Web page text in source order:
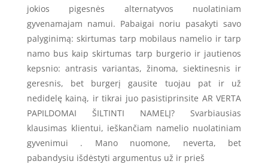
jokios pigesnės alternatyvos nuolatiniam
gyvenamajam namui. Pabaigai noriu pasakyti savo
palyginimą: skirtumas tarp mobilaus namelio ir tarp
namo bus kaip skirtumas tarp burgerio ir jautienos
kepsnio: antrasis variantas, žinoma, siektinesnis ir
geresnis, bet burgerį gausite tuojau pat ir už
nedidelę kainą, ir tikrai juo pasistiprinsite AR VERTA
PAPILDOMAI ŠILTINTI NAMELĮ? Svarbiausias
klausimas klientui, ieškančiam namelio nuolatiniam
gyvenimui . Mano nuomone, neverta, bet
pabandysiu išdėstyti argumentus už ir prieš